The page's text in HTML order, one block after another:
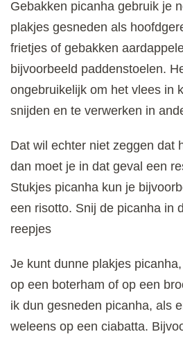
Gebakken picanha gebruik je
plakjes gesneden als
frietjes of gebakken
bijvoorbeeld paddenstoelen.
ongebruikelijk om het vlees in
snijden en te verwerken in
Dat wil echter niet zeggen dat
dan moet je in dat geval een
Stukjes picanha kun je
een risotto. Snij de picanha in
reepjes
Je kunt dunne plakjes
op een boterham of op een
ik dun gesneden picanha, als
weleens op een ciabatta.